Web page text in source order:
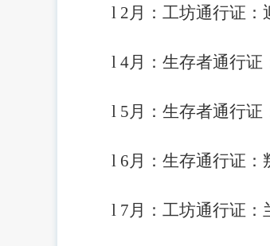
l 2月：工坊通行证：
l 4月：生存者通行证
l 5月：生存者通行证
l 6月：生存通行证：
l 7月：工坊通行证：